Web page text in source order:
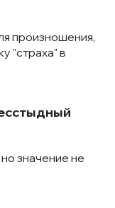
произношения,
"страха" в
значение не